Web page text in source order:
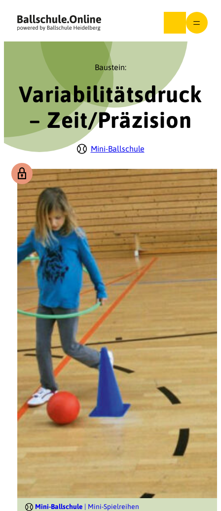
Inhalt
springen
Baustein:
Variabilitätsdruck
– Zeit/Präzision
Mini-Ballschule
Mini-Ballschule | Mini-Spielreihen